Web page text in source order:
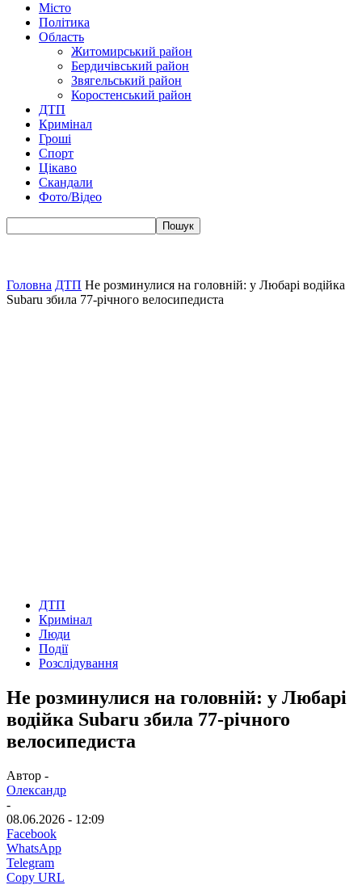
Місто
Політика
Область
Житомирський район
Бердичівський район
Звягельський район
Коростенський район
ДТП
Кримінал
Гроші
Спорт
Цікаво
Скандали
Фото/Відео
Головна ДТП Не розминулися на головній: у Любарі водійка
Subaru збила 77-річного велосипедиста
ДТП
Кримінал
Люди
Події
Розслідування
Не розминулися на головній: у Любарі
водійка Subaru збила 77-річного
велосипедиста
Автор -
Олександр
-
08.06.2026 - 12:09
Facebook
WhatsApp
Telegram
Copy URL